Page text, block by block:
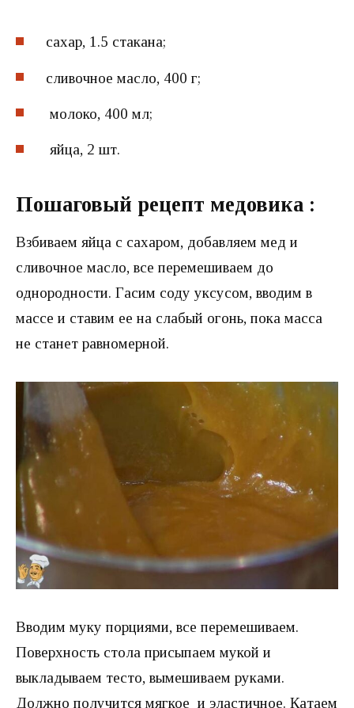
сахар, 1.5 стакана;
сливочное масло, 400 г;
молоко, 400 мл;
яйца, 2 шт.
Пошаговый рецепт медовика :
Взбиваем яйца с сахаром, добавляем мед и
сливочное масло, все перемешиваем до
однородности. Гасим соду уксусом, вводим в
массе и ставим ее на слабый огонь, пока масса
не станет равномерной.
Вводим муку порциями, все перемешиваем.
Поверхность стола присыпаем мукой и
выкладываем тесто, вымешиваем руками.
Должно получится мягкое и эластичное. Катаем